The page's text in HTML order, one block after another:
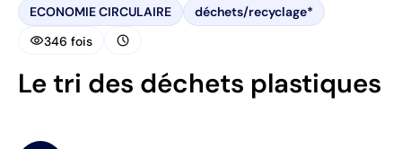
ECONOMIE CIRCULAIRE déchets/recyclage*
visibility346 fois schedule
Le tri des déchets plastiques